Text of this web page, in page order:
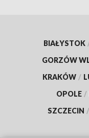
BIAŁYSTOK
GORZÓW
KRAKÓW /
OPOLE /
SZCZECIN /